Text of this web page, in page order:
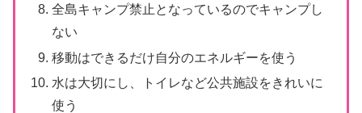
全島キャンプ禁止となっているのでキャンプし
ない
移動はできるだけ自分のエネルギーを使う
水は大切にし、トイレなど公共施設をきれいに
使う